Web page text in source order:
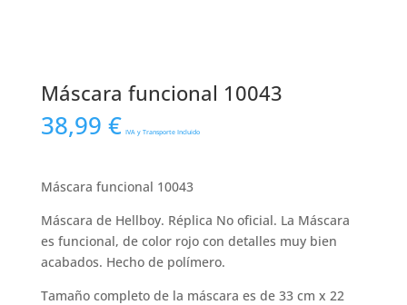
Máscara funcional 10043
38,99 € IVA y Transporte Incluido
Máscara funcional 10043
Máscara de Hellboy. Réplica No oficial. La Máscara
es funcional, de color rojo con detalles muy bien
acabados. Hecho de polímero.
Tamaño completo de la máscara es de 33 cm x 22